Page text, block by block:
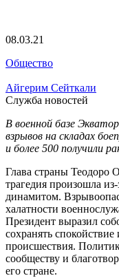
08.03.21
Общество
Айгерим Сейткали
Служба новостей
В военной базе
взрывов на складах
и более 500 получили
Глава cтраны Теодоро
трагедия произошла
динамитом.
халатности
Президент выразил
сохранять
происшествия.
сообществу и
его стране.